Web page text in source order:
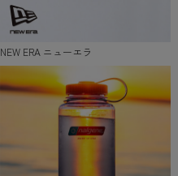
NEW ERA ニューエラ